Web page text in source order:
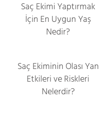
Saç Ekimi Yaptırmak
İçin En Uygun Yaş
Nedir?
Saç Ekiminin Olası Yan
Etkileri ve Riskleri
Nelerdir?